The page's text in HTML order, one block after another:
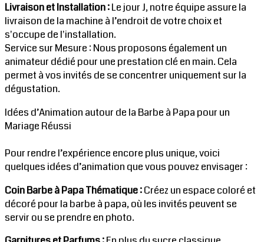
Livraison et Installation :Le jour J, notre équipe assure la
livraison de la machine à l’endroit de votre choix et
s'occupe de l'installation.
Service sur Mesure : Nous proposons également un
animateur dédié pour une prestation clé en main. Cela
permet à vos invités de se concentrer uniquement sur la
dégustation.
Idées d’Animation autour de la Barbe à Papa pour un
Mariage Réussi
Pour rendre l’expérience encore plus unique, voici
quelques idées d’animation que vous pouvez envisager :
Coin Barbe à Papa Thématique :Créez un espace coloré et
décoré pour la barbe à papa, où les invités peuvent se
servir ou se prendre en photo.